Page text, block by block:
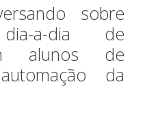
sobre
a-dia de
alunos de
da